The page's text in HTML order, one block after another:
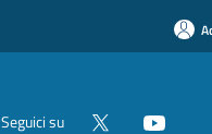
Seguici su